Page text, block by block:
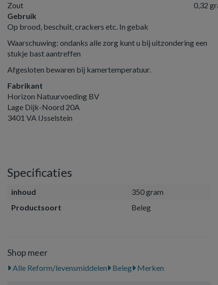
Zout
0,32
Gebruik
Op brood, beschuit, crackers etc. In gebak
Waar­schu­wing: on­danks alle zorg kunt u bij uitzondering een
stukje bast aantref­fen
Afgesloten bewaren bij kamertemperatuur.
Fabrikant
Horizon Natuurvoeding BV
Lage Dijk-Noord 20A
3401 VA IJsselstein
Specificaties
inhoud
350 gram
Productsoort
Beleg
Shop meer
Alle Reform/levensmiddelen Beleg Merken